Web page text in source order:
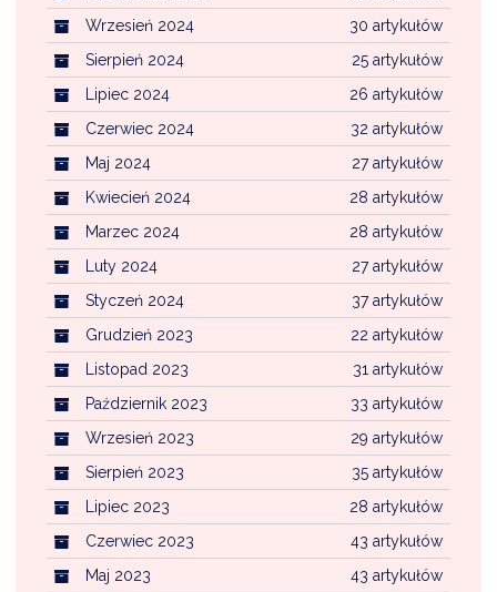
30 artykułów
Wrzesień 2024
25 artykułów
Sierpień 2024
26 artykułów
Lipiec 2024
32 artykułów
Czerwiec 2024
27 artykułów
Maj 2024
28 artykułów
Kwiecień 2024
28 artykułów
Marzec 2024
27 artykułów
Luty 2024
37 artykułów
Styczeń 2024
22 artykułów
Grudzień 2023
31 artykułów
Listopad 2023
33 artykułów
Październik 2023
29 artykułów
Wrzesień 2023
35 artykułów
Sierpień 2023
28 artykułów
Lipiec 2023
43 artykułów
Czerwiec 2023
43 artykułów
Maj 2023